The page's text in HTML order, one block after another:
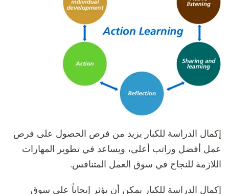
إكمال الدراسة للكبار يزيد من فرص الحصول على فرص
عمل أفضل وراتب أعلى، ويساعد في تطوير المهارات
اللازمة للنجاح في سوق العمل المتنافس.
إكمال الدراسة للكبار يمكن أن يؤثر إيجاباً على سوق